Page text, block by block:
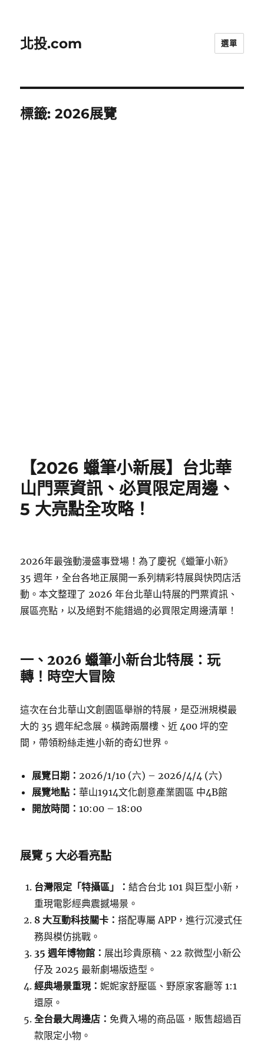
北投.com 選單
標籤:2026展覽
【2026 蠟筆小新展】台北華
山門票資訊、必買限定周邊、
5 大亮點全攻略！
2026年最強動漫盛事登場！為了慶祝《蠟筆小新》
35 週年，全台各地正展開一系列精彩特展與快閃店活
動。本文整理了 2026 年台北華山特展的門票資訊、
展區亮點，以及絕對不能錯過的必買限定周邊清單！
一、2026 蠟筆小新台北特展：玩
轉！時空大冒險
這次在台北華山文創園區舉辦的特展，是亞洲規模最
大的 35 週年紀念展。橫跨兩層樓、近 400 坪的空
間，帶領粉絲走進小新的奇幻世界。
展覽日期：2026/1/10 (六) – 2026/4/4 (六)
展覽地點：華山1914文化創意產業園區 中4B館
開放時間：10:00 – 18:00
展覽 5 大必看亮點
台灣限定「特攝區」：結合台北 101 與巨型小新，
重現電影經典震撼場景。
8 大互動科技關卡：搭配專屬 APP，進行沉浸式任
務與模仿挑戰。
35 週年博物館： 展出珍貴原稿、22 款微型小新公
仔及 2025 最新劇場版造型。
經典場景重現：妮妮家舒壓區、野原家客廳等 1:1
還原。
全台最大周邊店： 免費入場的商品區，販售超過百
款限定小物。